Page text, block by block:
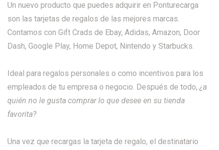
Un nuevo producto que puedes adquirir en Ponturecarga
son las tarjetas de regalos de las mejores marcas.
Contamos con Gift Crads de Ebay, Adidas, Amazon, Door
Dash, Google Play, Home Depot, Nintendo y Starbucks.
Ideal para regalos personales o como incentivos para los
empleados de tu empresa o negocio. Después de todo, ¿a
quién no le gusta comprar lo que desee en su tienda
favorita?
Una vez que recargas la tarjeta de regalo, el destinatario